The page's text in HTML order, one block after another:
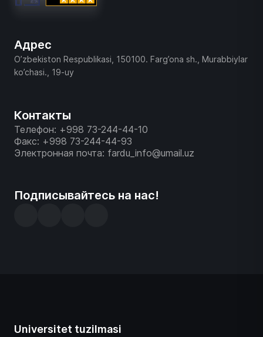
Адрес
O’zbekiston Respublikasi, 150100. Farg’ona sh., Murabbiylar
ko’chasi., 19-uy
Контакты
Телефон: +998 73-244-44-10
Факс: +998 73-244-44-93
Электронная почта: fardu_info@umail.uz
Подписывайтесь на нас!
Universitet tuzilmasi